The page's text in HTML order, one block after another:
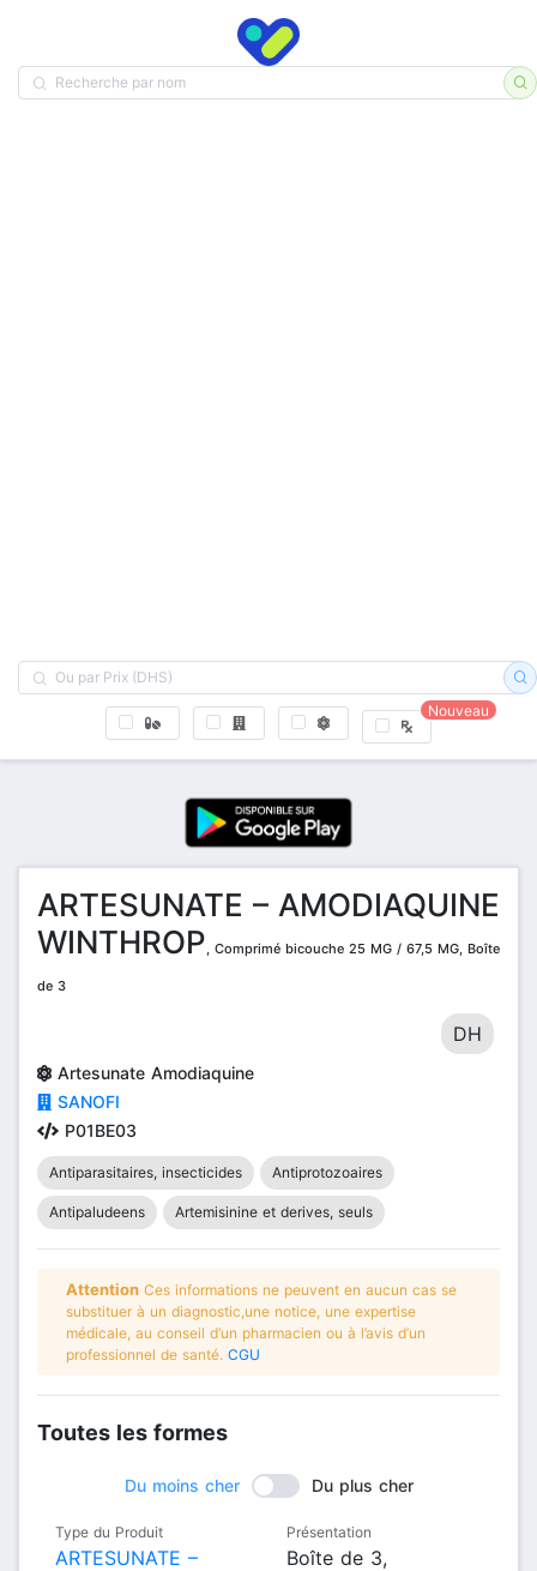
Nouveau
ARTESUNATE – AMODIAQUINE
WINTHROP, Comprimé bicouche 25 MG / 67,5 MG, Boîte
de 3
DH
Artesunate Amodiaquine
SANOFI
P01BE03
Antiparasitaires, insecticides Antiprotozoaires
Antipaludeens Artemisinine et derives, seuls
Attention Ces informations ne peuvent en aucun cas se
substituer à un diagnostic,une notice, une expertise
médicale, au conseil d’un pharmacien ou à l’avis d’un
professionnel de santé. CGU
Toutes les formes
Du moins cher Du plus cher
Type du Produit
ARTESUNATE –
Présentation
Boîte de 3,